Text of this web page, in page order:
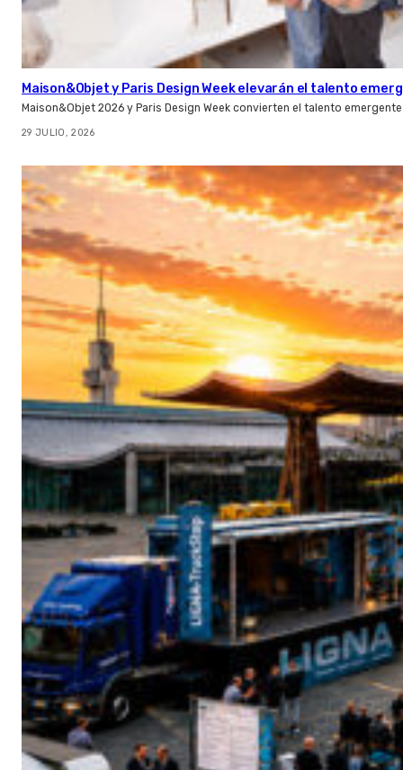
Maison&Objet y Paris Design Week elevarán el talento
Maison&Objet 2026 y Paris Design Week convierten el talento
29 JULIO, 2026